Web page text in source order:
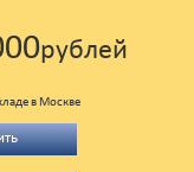
рублей
в Москве